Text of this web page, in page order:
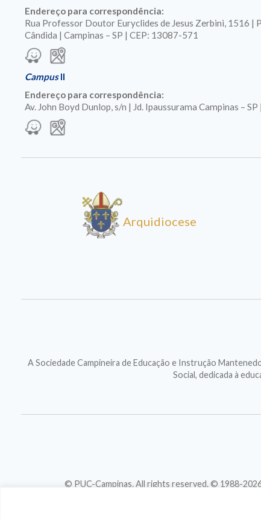
Endereço para correspondência:
Rua Professor Doutor Euryclides de Jesus Zerbini, 1516 |
Cândida | Campinas – SP | CEP: 13087-571
CampusII
Endereço para correspondência:
Av. John Boyd Dunlop, s/n | Jd. Ipaussurama Campinas –
Arquidiocese
A Sociedade Campineira de Educação e Instrução
Social, dedicada à
© PUC-Campinas. All rights reserved. © 1988-